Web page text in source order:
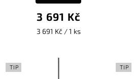
3 691 Kč
3 691 Kč / 1 ks
TIP TIP